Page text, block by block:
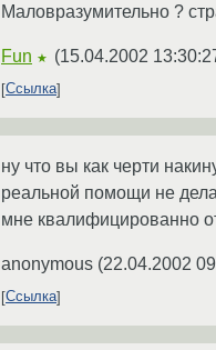
Маловразумительно ?
Fun ★ (15.04.2002
Ссылка
ну что вы как черти
реальной помощи не
мне квалифицированно
anonymous (22.04.2002
Ссылка